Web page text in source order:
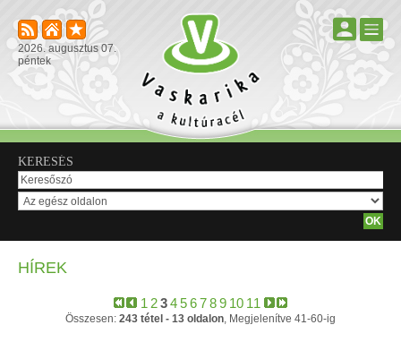
2026. augusztus 07.
péntek
KERESÉS
HÍREK
1 23456789 10 11
Összesen: 243 tétel - 13 oldalon, Megjelenítve 41-60-ig